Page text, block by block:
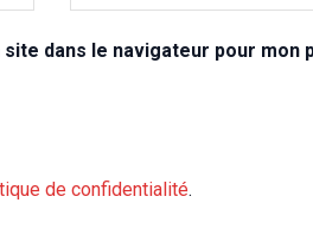
dans le navigateur pour mon
de confidentialité.